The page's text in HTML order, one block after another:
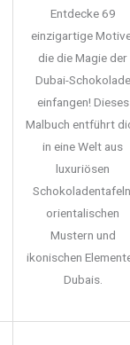
Entdecke 69
einzigartige
die die Magie der
Dubai-Schokolade
einfangen! Dieses
Malbuch entführt
in eine Welt aus
luxuriösen
orientalischen
Mustern und
ikonischen
Dubais.